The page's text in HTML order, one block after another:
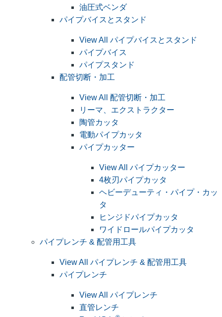
油圧式ベンダ
パイプバイスとスタンド
View All パイプバイスとスタンド
パイプバイス
パイプスタンド
配管切断・加工
View All 配管切断・加工
リーマ、エクストラクター
陶管カッタ
電動パイプカッタ
パイプカッター
View All パイプカッター
4枚刃パイプカッタ
ヘビーデューティ・パイプ・カッ
タ
ヒンジドパイプカッタ
ワイドロールパイプカッタ
パイプレンチ & 配管用工具
View All パイプレンチ & 配管用工具
パイプレンチ
View All パイプレンチ
直管レンチ